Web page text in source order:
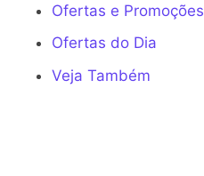
Ofertas e Promoções
Ofertas do Dia
Veja Também